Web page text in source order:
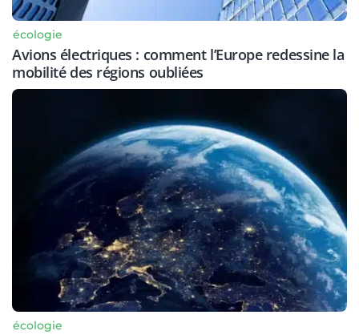
écologie
Avions électriques : comment l’Europe redessine la
mobilité des régions oubliées
écologie